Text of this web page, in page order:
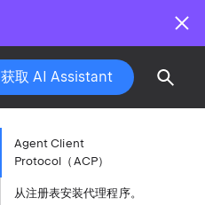
获取 AI Assistant
Agent Client
Protocol（ACP）
从注册表安装代理程序。